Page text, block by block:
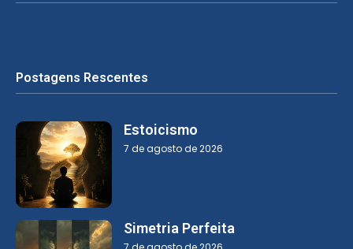
Postagens Rescentes
Estoicismo
7 de agosto de 2026
Simetria Perfeita